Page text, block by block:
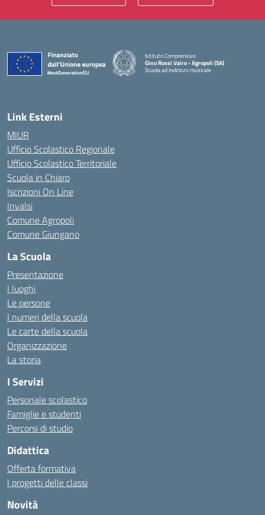
Istituto Comprensivo
Gino Rossi Vairo - Agropoli (SA)
Scuola ad indirizzo musicale
Link Esterni
MIUR
Ufficio Scolastico Regionale
Ufficio Scolastico Territoriale
Scuola in Chiaro
Iscrizioni On Line
Invalsi
Comune Agropoli
Comune Giungano
La Scuola
Presentazione
I luoghi
Le persone
I numeri della scuola
Le carte della scuola
Organizzazione
La storia
I Servizi
Personale scolastico
Famiglie e studenti
Percorsi di studio
Didattica
Offerta formativa
I progetti delle classi
Novità